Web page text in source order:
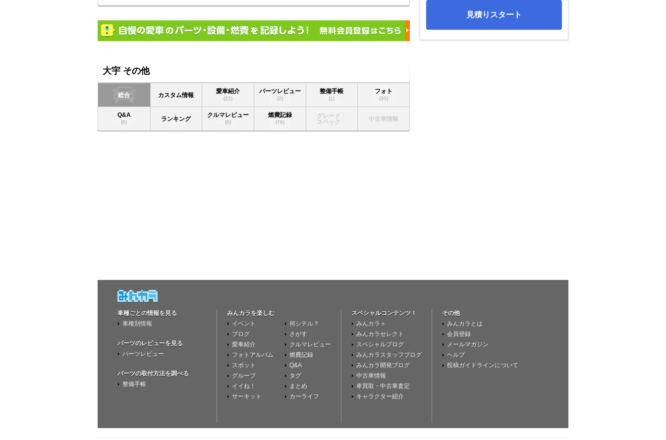
大宇 その他
総合 カスタム情報
愛車紹介
(22)
パーツレビュー
(2)
整備手帳
(1)
フォト
(30)
Q&A
(0) ランキング
クルマレビュー
(0)
燃費記録
(76)
グレード・
スペック
中古車情報
見積りスタート
車種ごとの情報を見る
車種別情報
パーツのレビューを見る
パーツレビュー
パーツの取付方法を調べる
整備手帳
みんカラを楽しむ
イベント
ブログ
愛車紹介
フォトアルバム
スポット
グループ
イイね！
サーキット
何シテル？
さがす
クルマレビュー
燃費記録
Q&A
タグ
まとめ
カーライフ
スペシャルコンテンツ！
みんカラ＋
みんカラセレクト
スペシャルブログ
みんカラスタッフブログ
みんカラ開発ブログ
中古車情報
車買取・中古車査定
キャラクター紹介
その他
みんカラとは
会員登録
メールマガジン
ヘルプ
投稿ガイドラインについて